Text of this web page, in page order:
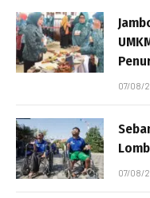
07/08/
07/08/